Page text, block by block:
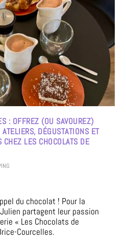
: OFFREZ (OU SAVOUREZ)
ATELIERS, DÉGUSTATIONS ET
CHEZ LES CHOCOLATS DE
du chocolat ! Pour la
partagent leur passion
« Les Chocolats de
Courcelles.